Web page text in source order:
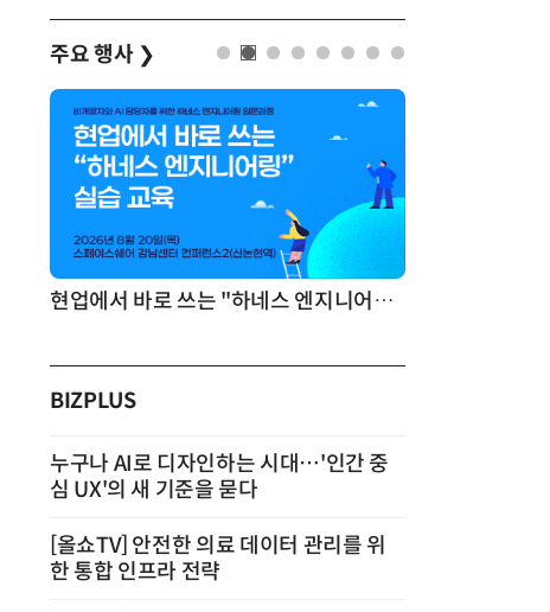
주요 행사 ❯
현업에서 바로 쓰는 "하네스 엔지니어링" 실습 교육
BIZPLUS
누구나 AI로 디자인하는 시대…'인간 중
심 UX'의 새 기준을 묻다
[올쇼TV] 안전한 의료 데이터 관리를 위
한 통합 인프라 전략